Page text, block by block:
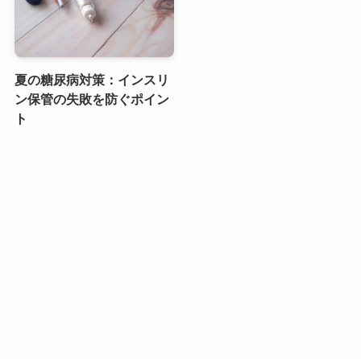
夏の糖尿病対策：インスリ
ン保管の失敗を防ぐポイン
ト